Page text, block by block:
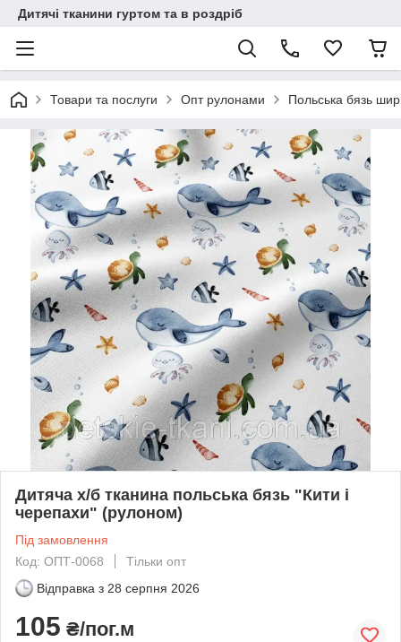
Дитячі тканини гуртом та в роздріб
Товари та послуги Опт рулонами Польська бязь
Дитяча х/б тканина польська бязь "Кити і
черепахи" (рулоном)
Під замовлення
Код: ОПТ-0068
Тільки опт
Відправка з 28 серпня 2026
105 ₴/пог.м